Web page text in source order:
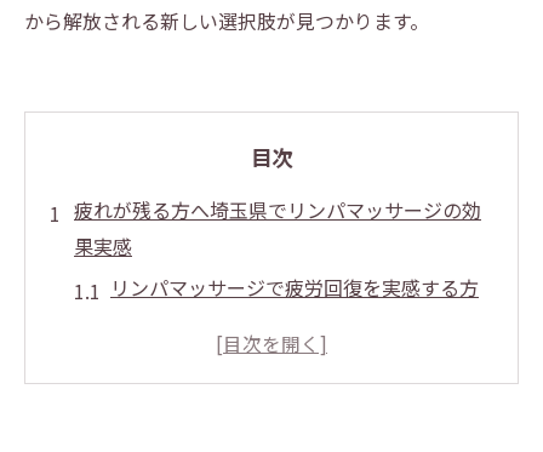
から解放される新しい選択肢が見つかります。
目次
疲れが残る方へ埼玉県でリンパマッサージの効
果実感
リンパマッサージで疲労回復を実感する方
デスクワーク疲れに最適なリンパマッサー